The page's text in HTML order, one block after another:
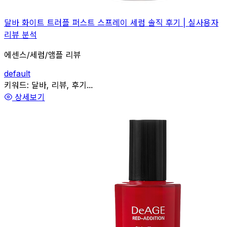
달바 화이트 트러플 퍼스트 스프레이 세럼 솔직 후기 | 실사용자
리뷰 분석
에센스/세럼/앰플 리뷰
default
관련
키워드: 달바, 리뷰, 후기...
상세보기